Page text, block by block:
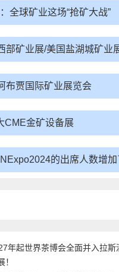
全球矿业这场“抢矿大战”
部矿业展/美国盐湖城矿业
布贾国际矿业展览会
CME金矿设备展
的出席人数增加
年起世界茶博会全面并入拉斯
！